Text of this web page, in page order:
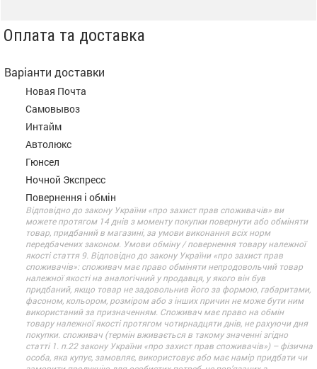
Оплата та доставка
Варіанти доставки
Новая Почта
Самовывоз
Интайм
Автолюкс
Гюнсел
Ночной Экспресс
Повернення і обмін
Відповідно до закону України «про захист прав споживачів» ви
можете протягом 14 днів з моменту покупки повернути або обміняти
товар, придбаний в магазині, за умови виконання всіх норм
передбачених законом. Умови обміну / повернення товару належної
якості стаття 9. Відповідно до закону України «про захист прав
споживачів»: споживач має право обміняти непродовольчий товар
належної якості на аналогічний у продавця, у якого він був
придбаний, якщо товар не задовольнив його за формою, габаритами,
фасоном, кольором, розміром або з інших причин не може бути ним
використаний за призначенням. Споживач має право на обмін
товару належної якості протягом чотирнадцяти днів, не рахуючи дня
покупки. споживач (термін вживається в такому значенні згідно
статті 1. п.22 закону України «про захист прав споживачів») – фізична
особа, яка купує, замовляє, використовує або має намір придбати чи